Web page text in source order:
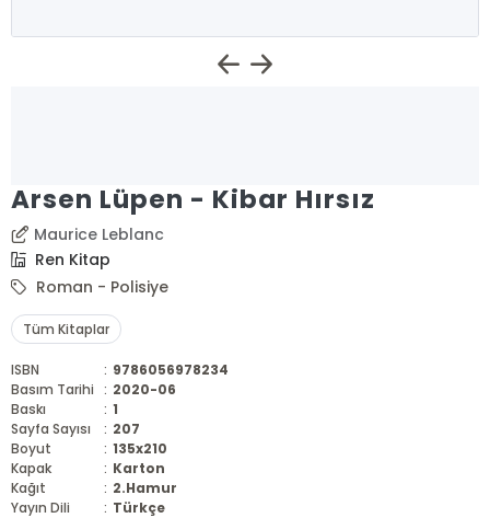
Arsen Lüpen - Kibar Hırsız
Maurice Leblanc
Ren Kitap
Roman - Polisiye
Tüm Kitaplar
ISBN : 9786056978234
Basım Tarihi : 2020-06
Baskı
: 1
Sayfa Sayısı
: 207
Boyut
: 135x210
Kapak
: Karton
Kağıt
: 2.Hamur
Yayın Dili
: Türkçe